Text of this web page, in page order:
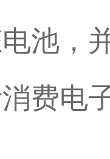
池，
费电